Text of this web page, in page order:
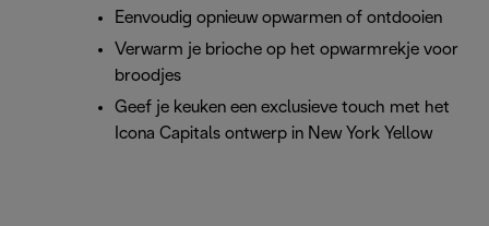
Eenvoudig opnieuw opwarmen of ontdooien
Verwarm je brioche op het opwarmrekje voor
broodjes
Geef je keuken een exclusieve touch met het
Icona Capitals ontwerp in New York Yellow